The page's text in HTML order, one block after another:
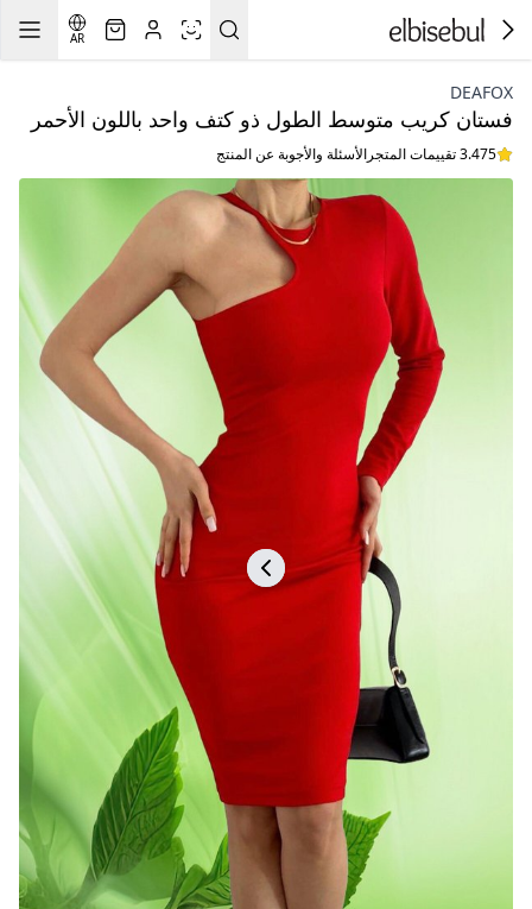
AR
DEAFOX
فستان كريب متوسط الطول ذو كتف واحد باللون الأحمر
3.475 تقييمات المتجر الأسئلة والأجوبة عن المنتج